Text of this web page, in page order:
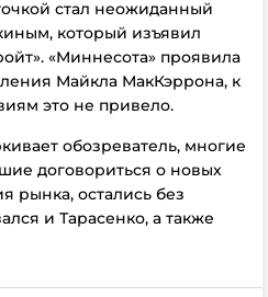
стал неожиданный
который изъявил
«Миннесота» проявила
Майкла МакКэррона, к
это не привело.
обозреватель, многие
договориться о новых
рынка, остались без
и Тарасенко, а также